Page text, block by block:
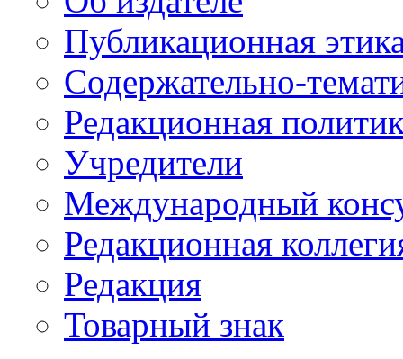
Публикационная
Содержательно-
Редакционная
Учредители
Международный
Редакционная
Редакция
Товарный знак